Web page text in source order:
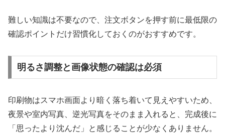
難しい知識は不要なので、注文ボタンを押す前に最低限の
確認ポイントだけ習慣化しておくのがおすすめです。
明るさ調整と画像状態の確認は必須
印刷物はスマホ画面より暗く落ち着いて見えやすいため、
夜景や室内写真、逆光写真をそのまま入れると、完成後に
「思ったより沈んだ」と感じることが少なくありません。